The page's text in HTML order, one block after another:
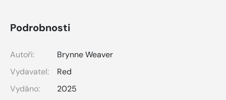
Podrobnosti
Autoři:
Brynne Weaver
Vydavatel:
Red
Vydáno:
2025